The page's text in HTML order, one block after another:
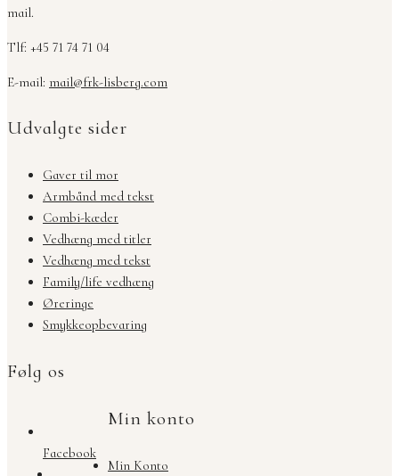
mail.
Tlf: +45 71 74 71 04
E-mail: mail@frk-lisberg.com
Udvalgte sider
Gaver til mor
Armbånd med tekst
Combi-kæder
Vedhæng med titler
Vedhæng med tekst
Family/life vedhæng
Øreringe
Smykkeopbevaring
Følg os
Facebook
Min konto
Min Konto